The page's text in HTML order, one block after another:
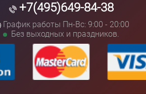
+7(495)649-84-38
График работы Пн-Вс: 9:00 - 20:00
Без выходных и праздников.